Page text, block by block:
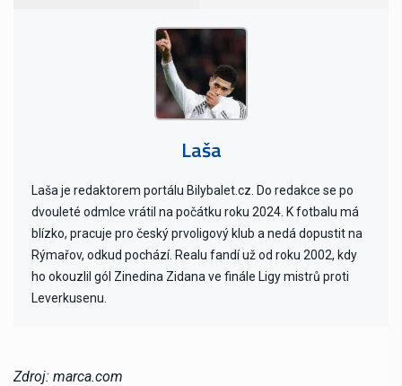
Laša
Laša je redaktorem portálu Bilybalet.cz. Do redakce se po
dvouleté odmlce vrátil na počátku roku 2024. K fotbalu má
blízko, pracuje pro český prvoligový klub a nedá dopustit na
Rýmařov, odkud pochází. Realu fandí už od roku 2002, kdy
ho okouzlil gól Zinedina Zidana ve finále Ligy mistrů proti
Leverkusenu.
Zdroj: marca.com